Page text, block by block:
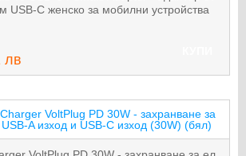
USB-C женско за мобилни устройства
лв